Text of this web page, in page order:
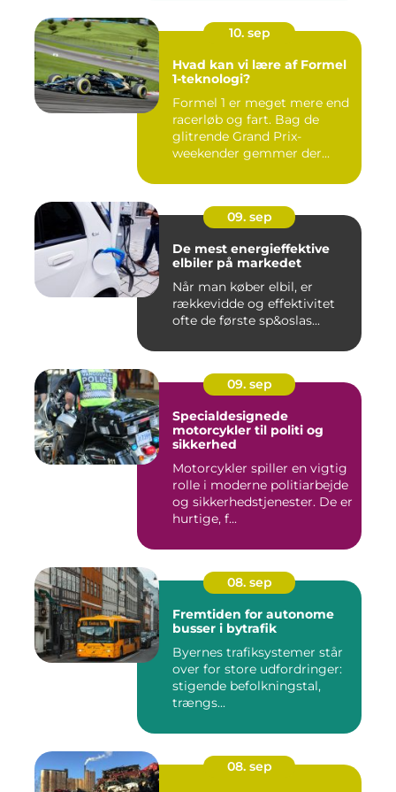
10. sep
Hvad kan vi lære af Formel
1-teknologi?
Formel 1 er meget mere end
racerløb og fart. Bag de
glitrende Grand Prix-
weekender gemmer der...
09. sep
De mest energieffektive
elbiler på markedet
Når man køber elbil, er
rækkevidde og effektivitet
ofte de første sp&oslas...
09. sep
Specialdesignede
motorcykler til politi og
sikkerhed
Motorcykler spiller en vigtig
rolle i moderne politiarbejde
og sikkerhedstjenester. De er
hurtige, f...
08. sep
Fremtiden for autonome
busser i bytrafik
Byernes trafiksystemer står
over for store udfordringer:
stigende befolkningstal,
trængs...
08. sep